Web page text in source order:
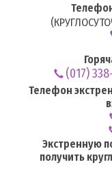
(017)
Телефон
Экстренную
получить